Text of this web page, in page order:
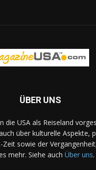
ÜBER UNS
die USA als Reiseland
über kulturelle Aspekte,
Zeit sowie der
mehr. Siehe auch Über uns.